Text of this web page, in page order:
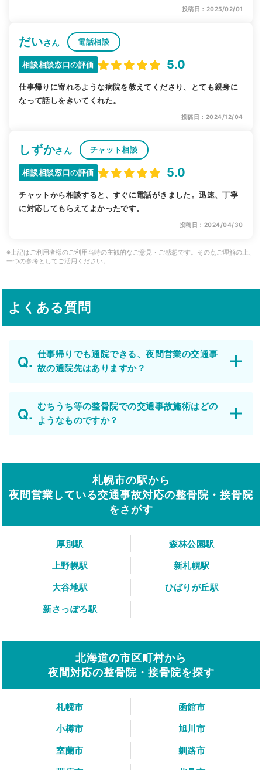
投稿日：2025/02/01
だいさん 電話相談
相談相談窓口の評価 5.0
仕事帰りに寄れるような病院を教えてくださり、とても親身に
なって話しをきいてくれた。
投稿日：2024/12/04
しずかさん チャット相談
相談相談窓口の評価 5.0
チャットから相談すると、すぐに電話がきました。迅速、丁寧
に対応してもらえてよかったです。
投稿日：2024/04/30
※上記はご利用者様のご利用当時の主観的なご意見・ご感想です。その点ご理解の上、
一つの参考としてご活用ください。
よくある質問
仕事帰りでも通院できる、夜間営業の交通事
故の通院先はありますか？
むちうち等の整骨院での交通事故施術はどの
ようなものですか？
札幌市の駅から
夜間営業している交通事故対応の整骨院・接骨院
をさがす
厚別駅
森林公園駅
上野幌駅
新札幌駅
大谷地駅
ひばりが丘駅
新さっぽろ駅
北海道の市区町村から
夜間対応の整骨院・接骨院を探す
札幌市
函館市
小樽市
旭川市
室蘭市
釧路市